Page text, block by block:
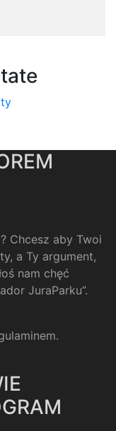
Chcesz aby Twoi
a Ty argument,
nam chęć
JuraParku”.
.